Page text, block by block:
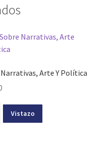
Arte Y Política
Vistazo